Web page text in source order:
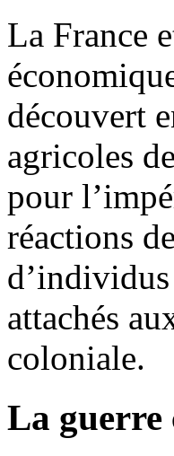
La France
découvert
agricoles
pour
réactions
attachés
coloniale.
La guerre